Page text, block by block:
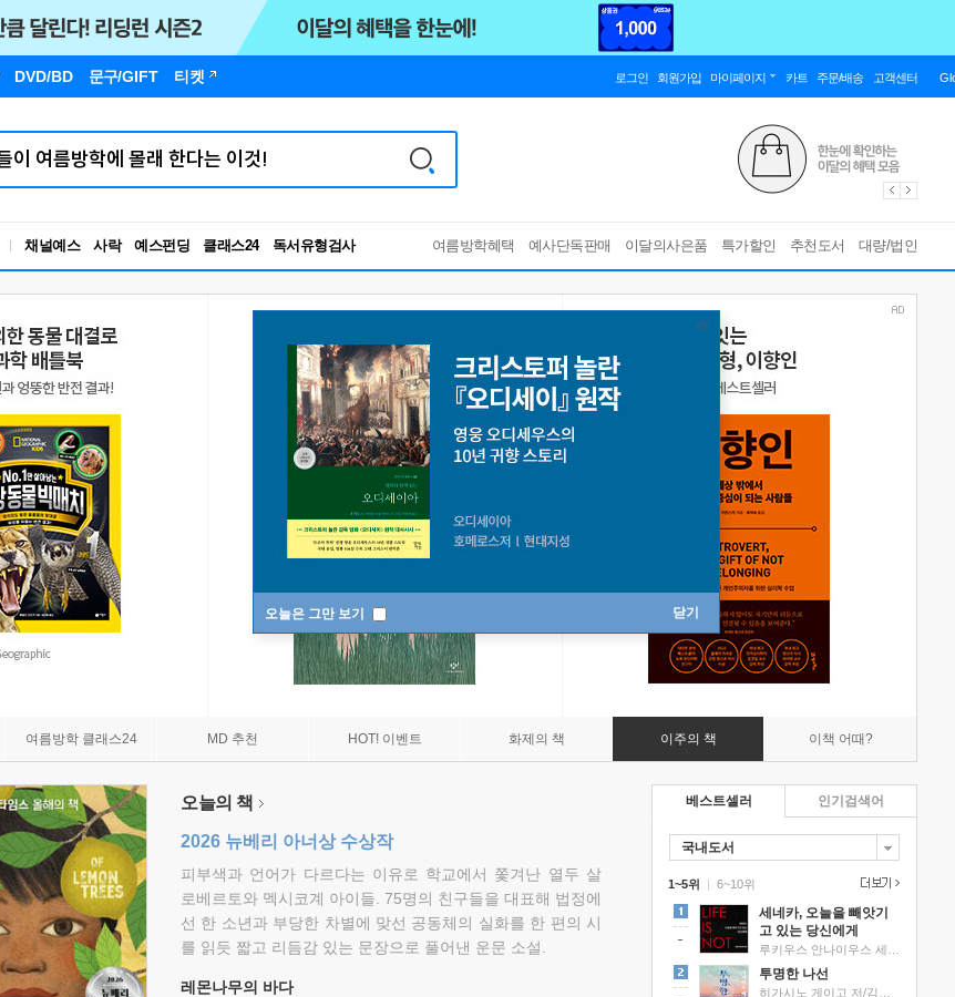
DVD/BD 문구/GIFT 티켓 로그인 회원가입 마이페이지 카트 주문/배송 고객센터
채널예스 사락 예스펀딩 클래스24
RBTI Lab
독서유형검사
여름방학혜택 예사단독판매 이달의사은품 특가할인 추천도서 대량/법인
오늘은 그만 보기 닫기
여름방학 클래스24 MD 추천 HOT! 이벤트 화제의 책 이주의 책 이책 어때?
오늘의 책
2026 뉴베리 아너상 수상작
피부색과 언어가 다르다는 이유로 학교에서 쫓겨난 열두 살
로베르토와 멕시코계 아이들. 75명의 친구들을 대표해 법정에
선 한 소년과 부당한 차별에 맞선 공동체의 실화를 한 편의 시
를 읽듯 짧고 리듬감 있는 문장으로 풀어낸 운문 소설.
레몬나무의 바다
베스트셀러
국내도서
1~5위 |
세네카, 오늘을 빼앗기
고 있는 당신에게
투명한 나선
6~10위
인기검색어